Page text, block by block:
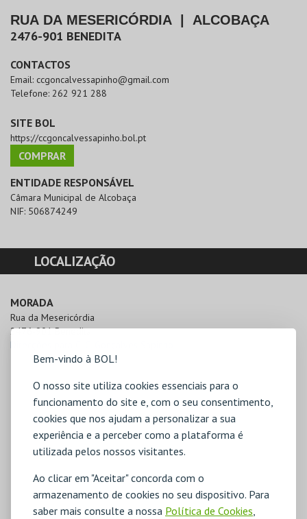
Bem-vindo à BOL!
O nosso site utiliza cookies essenciais para o
funcionamento do site e, com o seu consentimento,
cookies que nos ajudam a personalizar a sua
experiência e a perceber como a plataforma é
utilizada pelos nossos visitantes.
Ao clicar em "Aceitar" concorda com o
armazenamento de cookies no seu dispositivo. Para
saber mais consulte a nossa Política de Cookies
RUA DA MESERICÓRDIA ALCOBAÇA
2476-901 BENEDITA
CONTACTOS
Email: ccgoncalvessapinho@gmail.com
Telefone: 262 921 288
SITE BOL
https://ccgoncalvessapinho.bol.pt
COMPRAR
ENTIDADE RESPONSÁVEL
Câmara Municipal de Alcobaça
NIF: 506874249
LOCALIZAÇÃO
MORADA
Rua da Mesericórdia
2476-901 Benedita
Direcções para C. C. Gonçalves Sapinho